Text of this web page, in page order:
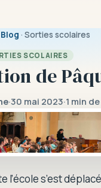
Blog · Sorties scolaires
SCOLAIRES
de
·30 mai 2023·1 min
l’école s’est